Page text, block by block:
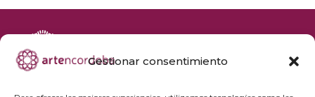
Gestionar consentimiento